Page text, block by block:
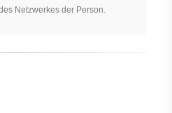
Netzwerkes der Person.